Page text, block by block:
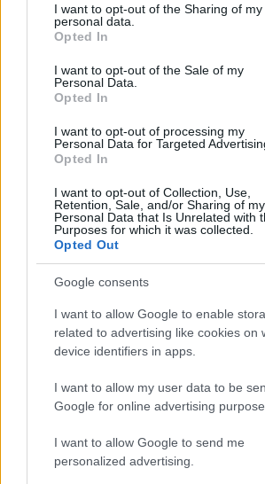
not limited to your visit or usage
grant or deny consent to Google and its
use your data for below specified
consent section.
I want to opt-out of the Sharing of my
personal data.
Opted In
I want to opt-out of the Sale of my
Personal Data.
Opted In
I want to opt-out of processing my
Personal Data for Targeted
Opted In
I want to opt-out of Collection, Use,
Retention, Sale, and/or Sharing of my
Personal Data that Is Unrelated with
Purposes for which it was collected.
Opted Out
Google consents
I want to allow Google to enable
related to advertising like cookies on
device identifiers in apps.
I want to allow my user data to be
Google for online advertising
I want to allow Google to send me
personalized advertising.